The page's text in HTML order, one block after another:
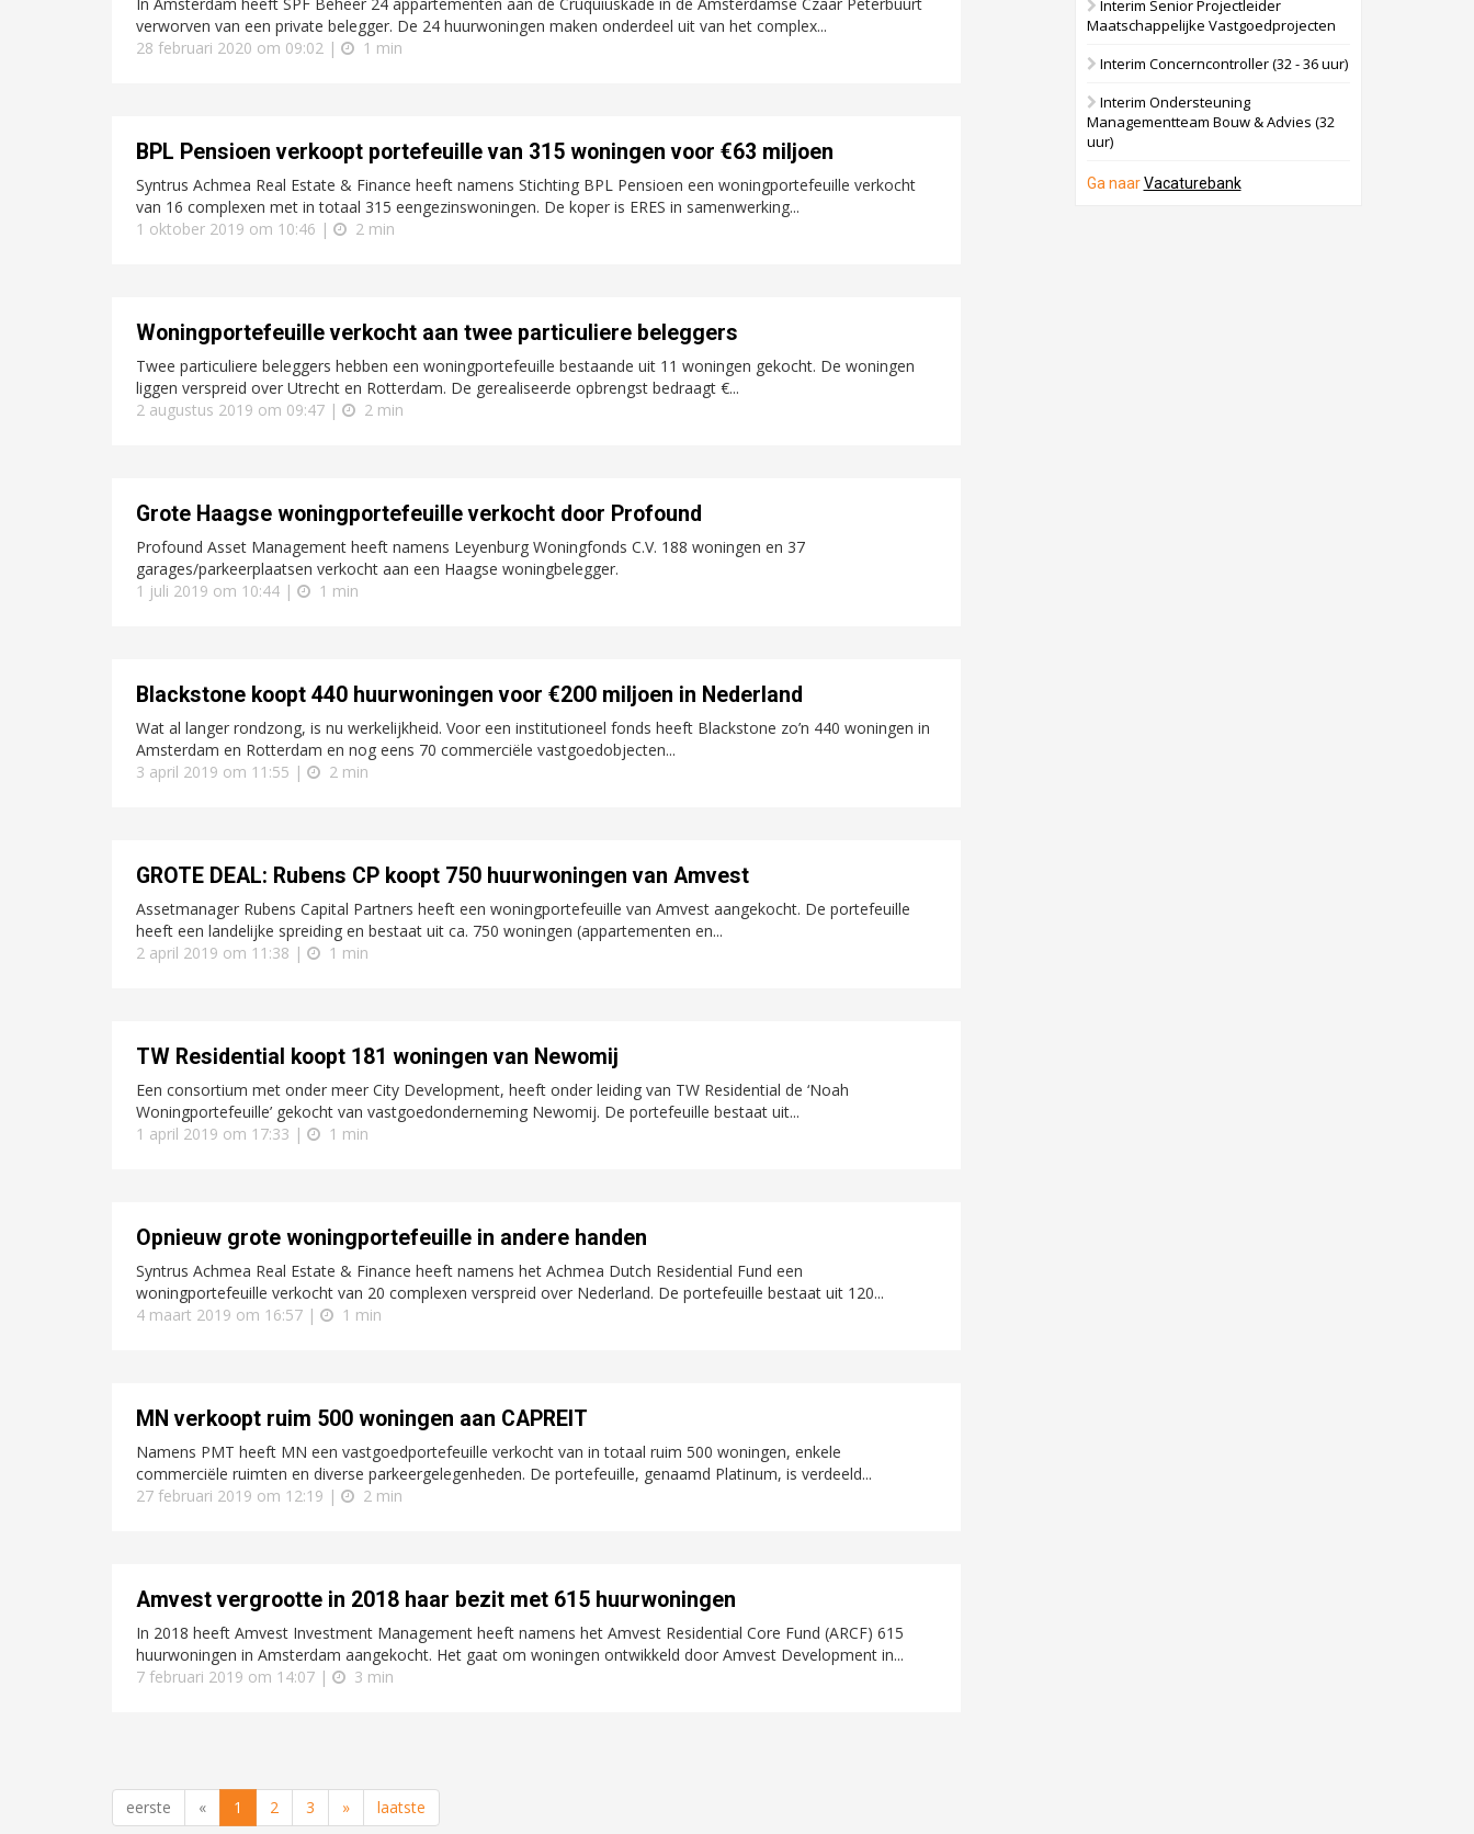
verworven van een private belegger. De 24 huurwoningen maken onderdeel uit van het complex...
28 februari 2020 om 09:02 |
1 min
BPL Pensioen verkoopt portefeuille van 315 woningen voor €63 miljoen
Syntrus Achmea Real Estate & Finance heeft namens Stichting BPL Pensioen een woningportefeuille verkocht
van 16 complexen met in totaal 315 eengezinswoningen. De koper is ERES in samenwerking...
1 oktober 2019 om 10:46 |
2 min
Woningportefeuille verkocht aan twee particuliere beleggers
Twee particuliere beleggers hebben een woningportefeuille bestaande uit 11 woningen gekocht. De woningen
liggen verspreid over Utrecht en Rotterdam. De gerealiseerde opbrengst bedraagt €...
2 augustus 2019 om 09:47 |
2 min
Grote Haagse woningportefeuille verkocht door Profound
Profound Asset Management heeft namens Leyenburg Woningfonds C.V. 188 woningen en 37
garages/parkeerplaatsen verkocht aan een Haagse woningbelegger.
1 juli 2019 om 10:44 |
1 min
Blackstone koopt 440 huurwoningen voor €200 miljoen in Nederland
Wat al langer rondzong, is nu werkelijkheid. Voor een institutioneel fonds heeft Blackstone zo’n 440 woningen in
Amsterdam en Rotterdam en nog eens 70 commerciële vastgoedobjecten...
3 april 2019 om 11:55 |
2 min
GROTE DEAL: Rubens CP koopt 750 huurwoningen van Amvest
Assetmanager Rubens Capital Partners heeft een woningportefeuille van Amvest aangekocht. De portefeuille
heeft een landelijke spreiding en bestaat uit ca. 750 woningen (appartementen en...
2 april 2019 om 11:38 |
1 min
TW Residential koopt 181 woningen van Newomij
Een consortium met onder meer City Development, heeft onder leiding van TW Residential de ‘Noah
Woningportefeuille’ gekocht van vastgoedonderneming Newomij. De portefeuille bestaat uit...
1 april 2019 om 17:33 |
1 min
Opnieuw grote woningportefeuille in andere handen
Syntrus Achmea Real Estate & Finance heeft namens het Achmea Dutch Residential Fund een
woningportefeuille verkocht van 20 complexen verspreid over Nederland. De portefeuille bestaat uit 120...
4 maart 2019 om 16:57 |
1 min
MN verkoopt ruim 500 woningen aan CAPREIT
Namens PMT heeft MN een vastgoedportefeuille verkocht van in totaal ruim 500 woningen, enkele
commerciële ruimten en diverse parkeergelegenheden. De portefeuille, genaamd Platinum, is verdeeld...
27 februari 2019 om 12:19 |
2 min
Amvest vergrootte in 2018 haar bezit met 615 huurwoningen
In 2018 heeft Amvest Investment Management heeft namens het Amvest Residential Core Fund (ARCF) 615
huurwoningen in Amsterdam aangekocht. Het gaat om woningen ontwikkeld door Amvest Development in...
7 februari 2019 om 14:07 |
3 min
eerste « 1 2 3 » laatste
Interim Senior Projectleider
Maatschappelijke Vastgoedprojecten
Interim Concerncontroller (32 - 36 uur)
Interim Ondersteuning
Managementteam Bouw & Advies (32
uur)
Ga naarVacaturebank